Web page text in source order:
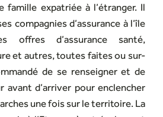
expatriée à l’étranger. Il
compagnies d’assurance à l’île
offres d’assurance santé,
et autres, toutes faites ou sur-
de se renseigner et de
avant d’arriver pour enclencher
une fois sur le territoire. La